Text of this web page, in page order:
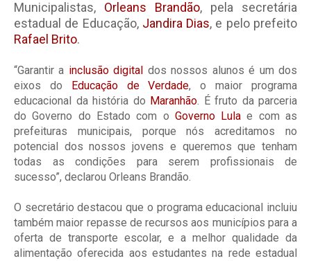
Municipalistas, Orleans Brandão, pela secretária
estadual de Educação, Jandira Dias, e pelo prefeito
Rafael Brito.
“Garantir a inclusão digital dos nossos alunos é um dos
eixos do
Educação de Verdade, o maior programa
educacional da história do Maranhão. É fruto da parceria
do Governo do Estado com o Governo Lula e com as
prefeituras municipais, porque nós acreditamos no
potencial dos nossos jovens e queremos que tenham
todas as condições para serem profissionais de
sucesso”, declarou Orleans Brandão.
O secretário destacou que o programa educacional incluiu
também maior repasse de recursos aos municípios para a
oferta de transporte escolar, e a melhor qualidade da
alimentação oferecida aos estudantes na rede estadual